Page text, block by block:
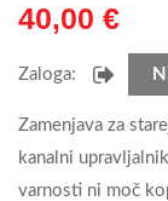
40,00 €
Zaloga:
Zamenjava za
kanalni
varnosti ni moč